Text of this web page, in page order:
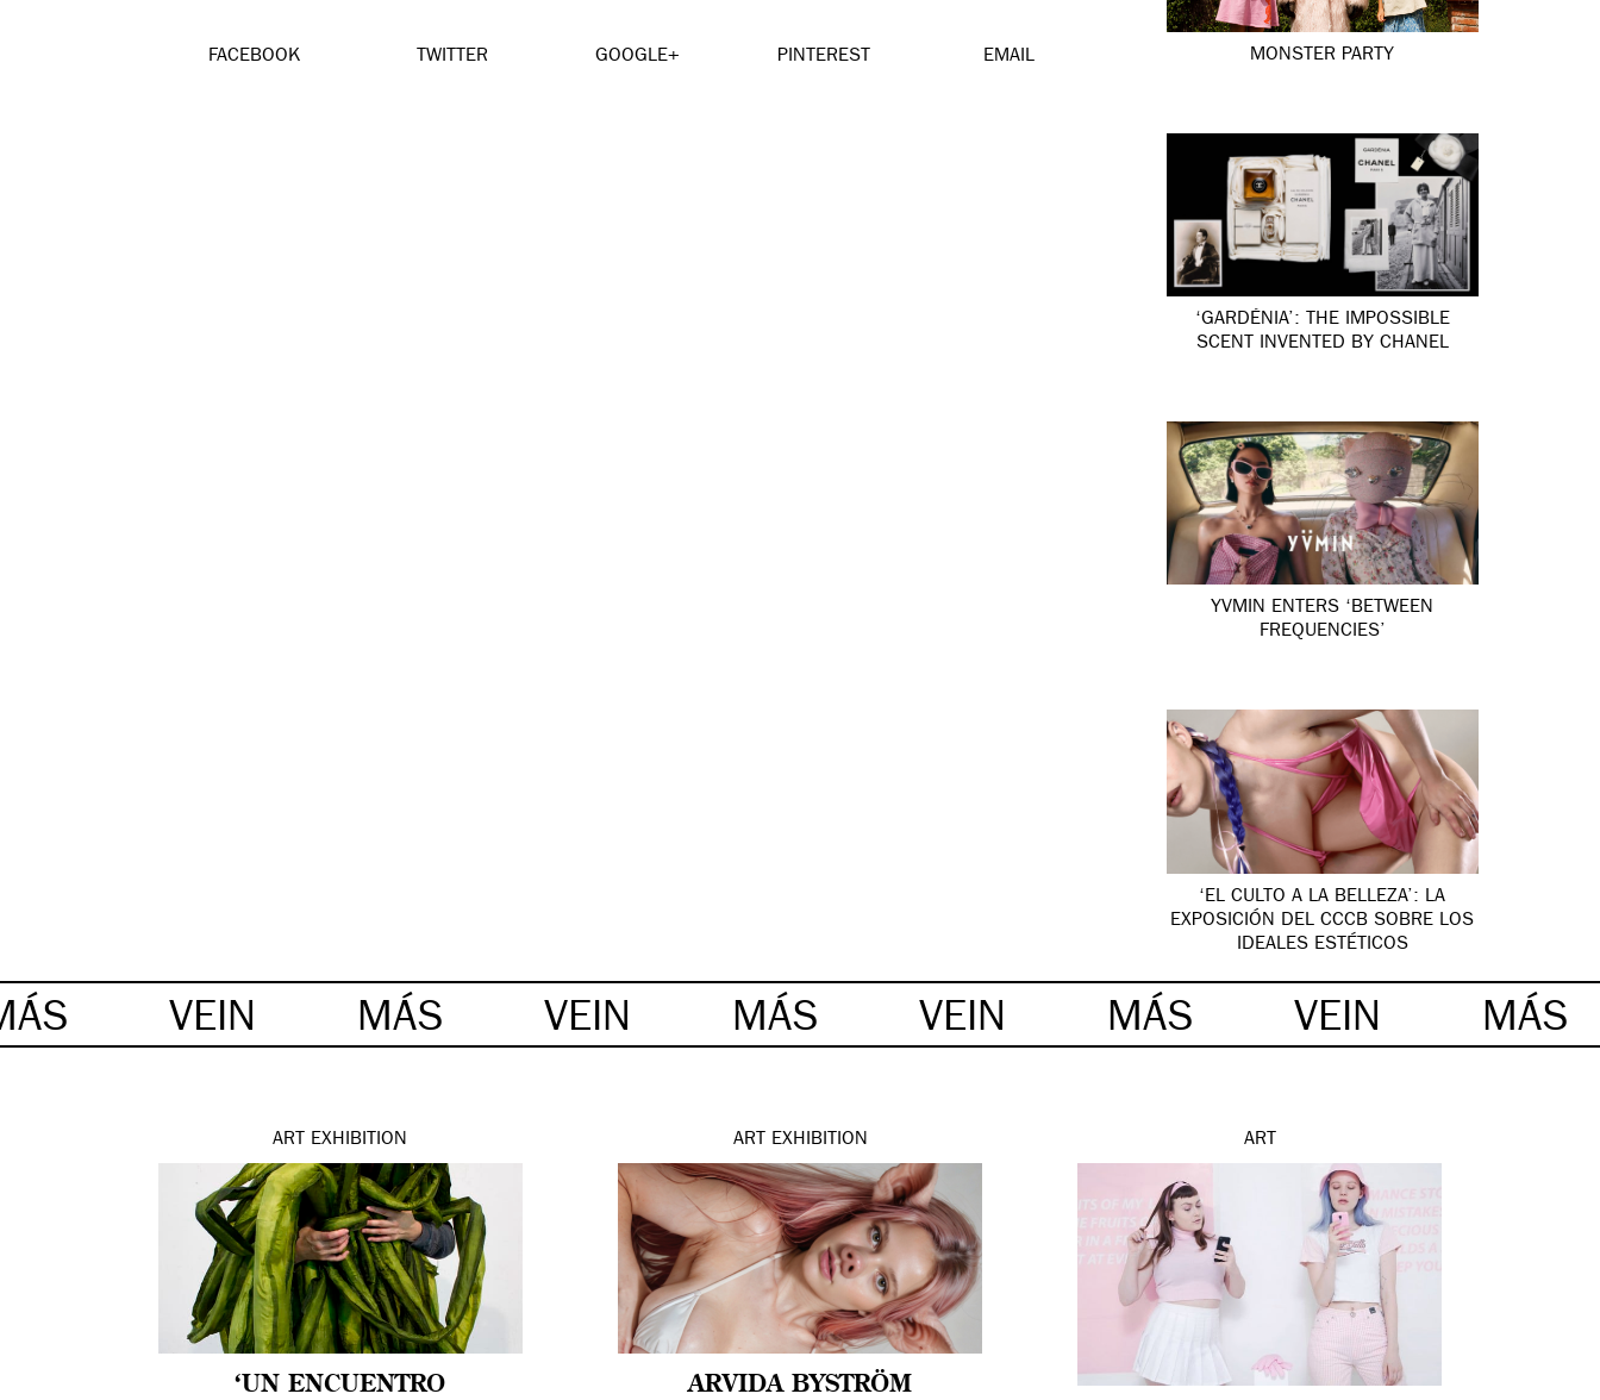
FACEBOOK TWITTER GOOGLE+ PINTEREST EMAIL MONSTER PARTY
‘GARDÉNIA’: THE IMPOSSIBLE
SCENT INVENTED BY CHANEL
YVMIN ENTERS ‘BETWEEN
FREQUENCIES’
‘EL CULTO A LA BELLEZA’: LA
EXPOSICIÓN DEL CCCB SOBRE LOS
IDEALES ESTÉTICOS
VEIN MÁS VEIN MÁS VEIN MÁS VEIN MÁS
ART EXHIBITION
‘UN ENCUENTRO
ART EXHIBITION
ARVIDA BYSTRÖM
ART